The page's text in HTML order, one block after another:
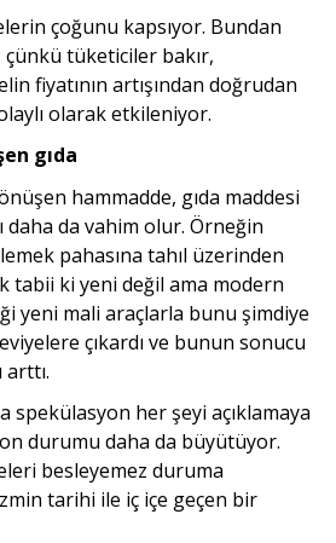
çoğunu kapsıyor. Bundan
tüketiciler bakır,
fiyatının artışından doğrudan
olarak etkileniyor.
gıda
hammadde, gıda maddesi
daha da vahim olur. Örneğin
pahasına tahıl üzerinden
tabii ki yeni değil ama modern
yeni mali araçlarla bunu şimdiye
çıkardı ve bunun sonucu
spekülasyon her şeyi açıklamaya
durumu daha da büyütüyor.
besleyemez duruma
tarihi ile iç içe geçen bir